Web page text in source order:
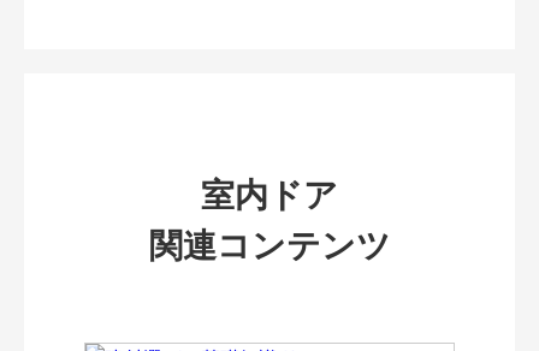
室内ドア
関連コンテンツ